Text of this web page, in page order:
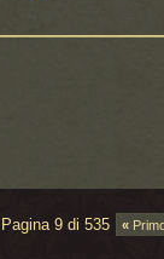
Pagina 9 di 535 «